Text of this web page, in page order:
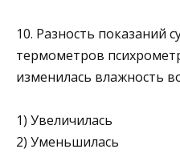
10. Разность показаний
термометров
изменилась влажность
1) Увеличилась
2) Уменьшилась